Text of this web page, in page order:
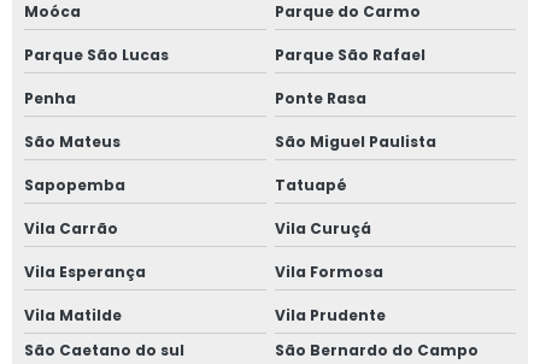
Moóca Parque do Carmo
Parque São Lucas Parque São Rafael
Penha Ponte Rasa
São Mateus São Miguel Paulista
Sapopemba Tatuapé
Vila Carrão Vila Curuçá
Vila Esperança Vila Formosa
Vila Matilde
Vila Prudente
São Caetano do sul
São Bernardo do Campo